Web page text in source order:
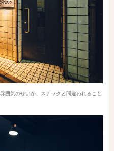
囲気のせいか、スナックと間違われること